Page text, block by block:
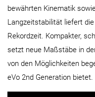
Max. Werkstückhöhe
Max. Werkstückgewicht
Max. Werkstücklänge
460 mm
250 kg
bewährten Kinematik
Langzeitstabilität liefert
Rekordzeit. Kompakter,
setzt neue Maßstäbe in
von den Möglichkeiten
eVo 2nd Generation bietet.